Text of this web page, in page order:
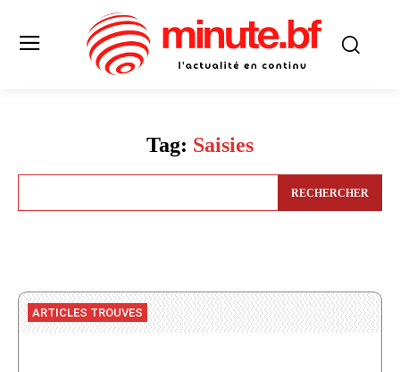
Tag: Saisies
RECHERCHER
ARTICLES TROUVES